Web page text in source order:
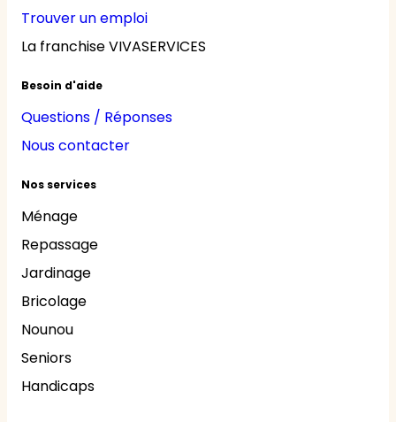
Trouver un emploi
La franchise VIVASERVICES
Besoin d'aide
Questions / Réponses
Nous contacter
Nos services
Ménage
Repassage
Jardinage
Bricolage
Nounou
Seniors
Handicaps